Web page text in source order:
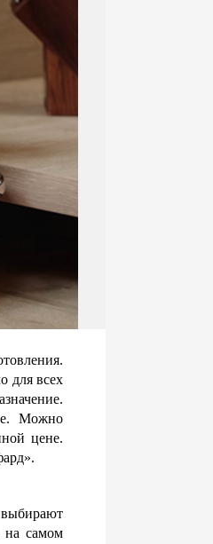
для всех
Можно
цене.
на самом